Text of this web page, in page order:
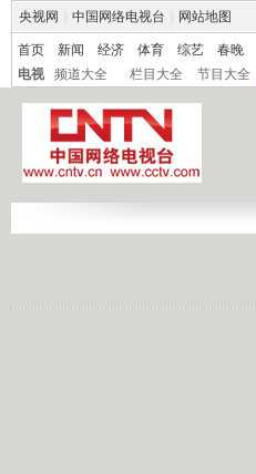
央视网 中国网络电视台 网站地图
首页 新闻 经济 体育 综艺 春晚
电视
频道大全 栏目大全 节目大全